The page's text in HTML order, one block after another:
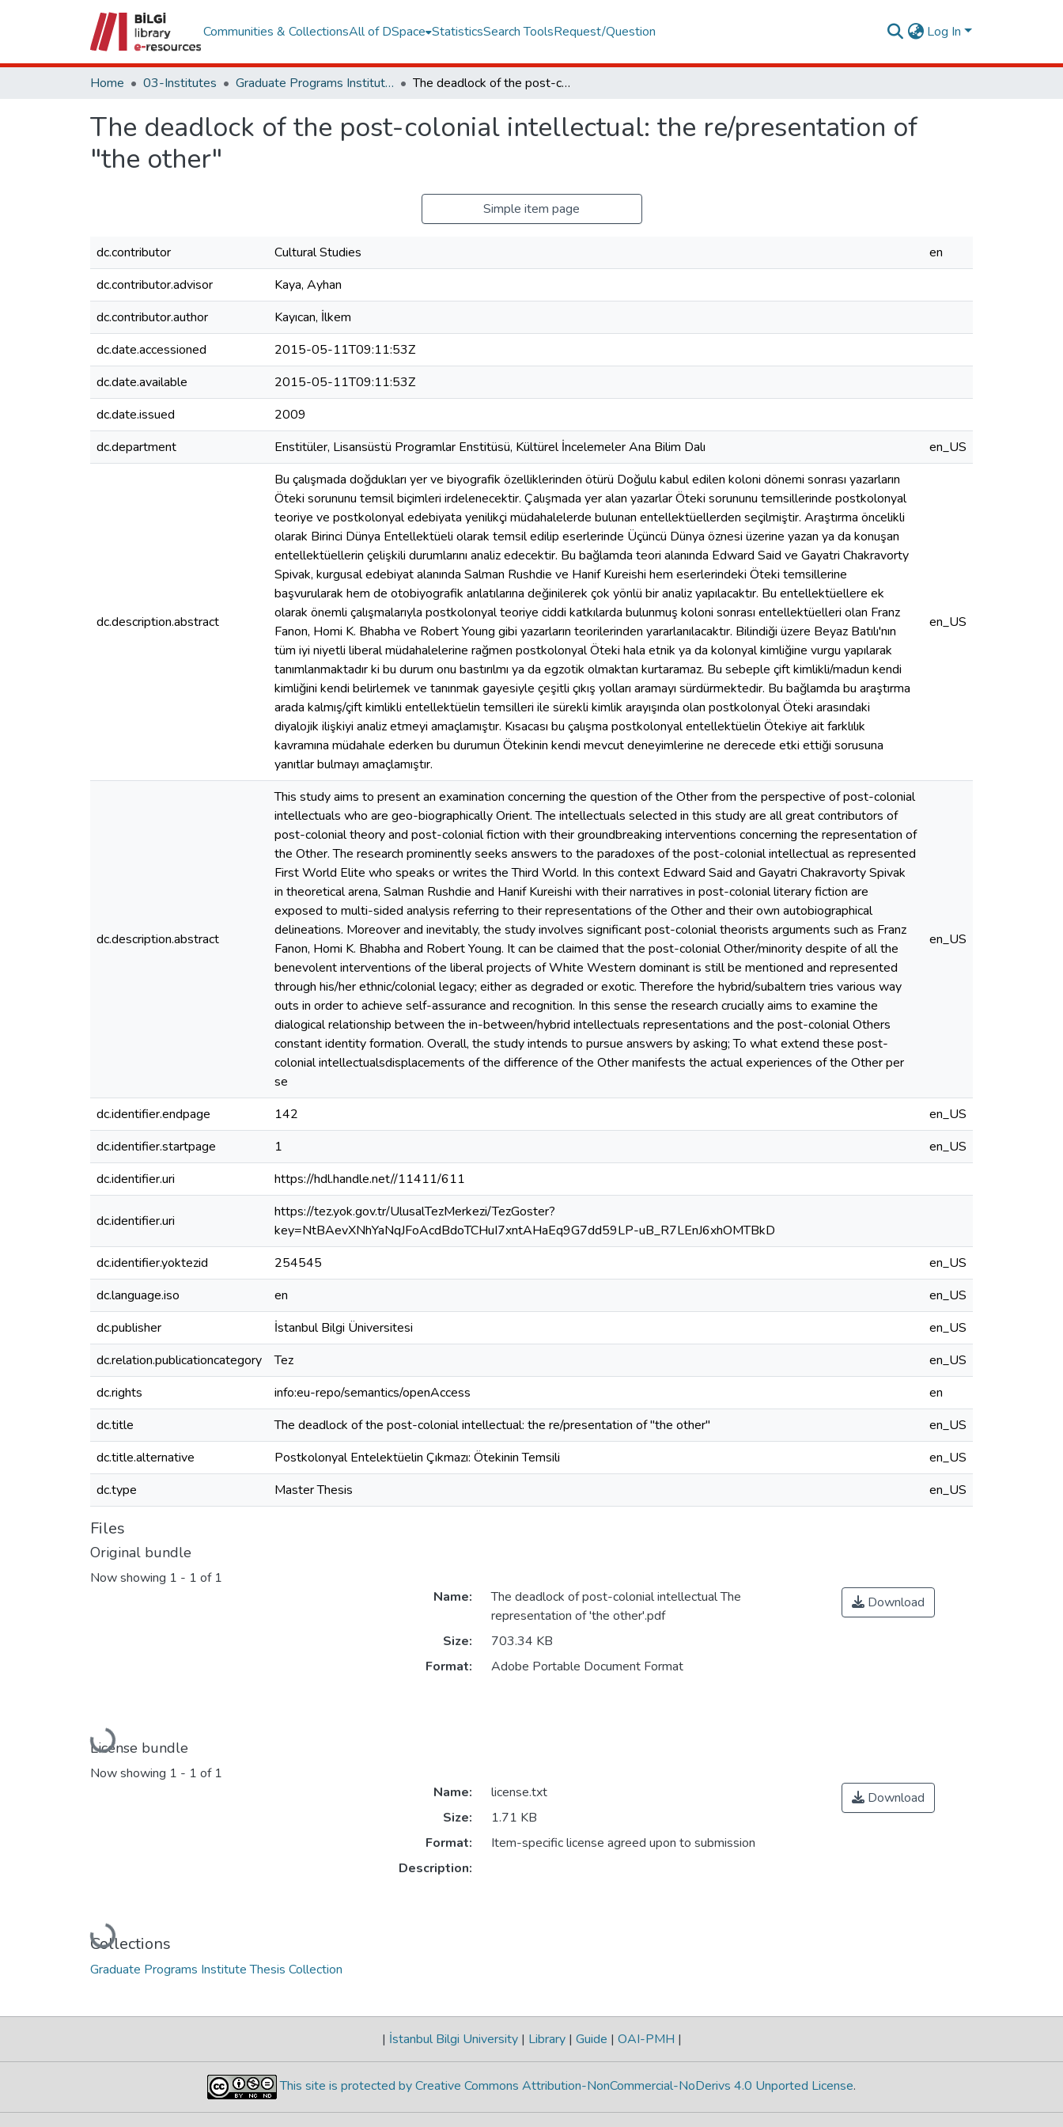
Communities & CollectionsAll of DSpace StatisticsSearch ToolsRequest/Question Log In
Home 03-Institutes Graduate Programs Institute Thesis Collection The deadlock of the post-colonial intellectual: the re/presentation of "the other"
The deadlock of the post-colonial intellectual: the re/presentation of
"the other"
Simple item page
dc.contributor Cultural Studies
en
dc.contributor.advisor
Kaya, Ayhan
dc.contributor.author
Kayıcan, İlkem
dc.date.accessioned
2015-05-11T09:11:53Z
dc.date.available
2015-05-11T09:11:53Z
dc.date.issued
2009
dc.department
Enstitüler, Lisansüstü Programlar Enstitüsü, Kültürel İncelemeler Ana Bilim Dalı en_US
dc.description.abstract
Bu çalışmada doğdukları yer ve biyografik özelliklerinden ötürü Doğulu kabul edilen koloni dönemi sonrası yazarların
Öteki sorununu temsil biçimleri irdelenecektir. Çalışmada yer alan yazarlar Öteki sorununu temsillerinde postkolonyal
teoriye ve postkolonyal edebiyata yenilikçi müdahalelerde bulunan entellektüellerden seçilmiştir. Araştırma öncelikli
olarak Birinci Dünya Entellektüeli olarak temsil edilip eserlerinde Üçüncü Dünya öznesi üzerine yazan ya da konuşan
entellektüellerin çelişkili durumlarını analiz edecektir. Bu bağlamda teori alanında Edward Said ve Gayatri Chakravorty
Spivak, kurgusal edebiyat alanında Salman Rushdie ve Hanif Kureishi hem eserlerindeki Öteki temsillerine
başvurularak hem de otobiyografik anlatılarına değinilerek çok yönlü bir analiz yapılacaktır. Bu entellektüellere ek
olarak önemli çalışmalarıyla postkolonyal teoriye ciddi katkılarda bulunmuş koloni sonrası entellektüelleri olan Franz
Fanon, Homi K. Bhabha ve Robert Young gibi yazarların teorilerinden yararlanılacaktır. Bilindiği üzere Beyaz Batılı'nın
tüm iyi niyetli liberal müdahalelerine rağmen postkolonyal Öteki hala etnik ya da kolonyal kimliğine vurgu yapılarak
tanımlanmaktadır ki bu durum onu bastırılmı ya da egzotik olmaktan kurtaramaz. Bu sebeple çift kimlikli/madun kendi
kimliğini kendi belirlemek ve tanınmak gayesiyle çeşitli çıkış yolları aramayı sürdürmektedir. Bu bağlamda bu araştırma
arada kalmış/çift kimlikli entellektüelin temsilleri ile sürekli kimlik arayışında olan postkolonyal Öteki arasındaki
diyalojik ilişkiyi analiz etmeyi amaçlamıştır. Kısacası bu çalışma postkolonyal entellektüelin Ötekiye ait farklılık
kavramına müdahale ederken bu durumun Ötekinin kendi mevcut deneyimlerine ne derecede etki ettiği sorusuna
yanıtlar bulmayı amaçlamıştır.
en_US
dc.description.abstract
This study aims to present an examination concerning the question of the Other from the perspective of post-colonial
intellectuals who are geo-biographically Orient. The intellectuals selected in this study are all great contributors of
post-colonial theory and post-colonial fiction with their groundbreaking interventions concerning the representation of
the Other. The research prominently seeks answers to the paradoxes of the post-colonial intellectual as represented
First World Elite who speaks or writes the Third World. In this context Edward Said and Gayatri Chakravorty Spivak
in theoretical arena, Salman Rushdie and Hanif Kureishi with their narratives in post-colonial literary fiction are
exposed to multi-sided analysis referring to their representations of the Other and their own autobiographical
delineations. Moreover and inevitably, the study involves significant post-colonial theorists arguments such as Franz
Fanon, Homi K. Bhabha and Robert Young. It can be claimed that the post-colonial Other/minority despite of all the
benevolent interventions of the liberal projects of White Western dominant is still be mentioned and represented
through his/her ethnic/colonial legacy; either as degraded or exotic. Therefore the hybrid/subaltern tries various way
outs in order to achieve self-assurance and recognition. In this sense the research crucially aims to examine the
dialogical relationship between the in-between/hybrid intellectuals representations and the post-colonial Others
constant identity formation. Overall, the study intends to pursue answers by asking; To what extend these post-
colonial intellectualsdisplacements of the difference of the Other manifests the actual experiences of the Other per
se
en_US
dc.identifier.endpage 142
en_US
dc.identifier.startpage
1
en_US
dc.identifier.uri
https://hdl.handle.net//11411/611
dc.identifier.uri
https://tez.yok.gov.tr/UlusalTezMerkezi/TezGoster?
key=NtBAevXNhYaNqJFoAcdBdoTCHuI7xntAHaEq9G7dd59LP-uB_R7LEnJ6xhOMTBkD
dc.identifier.yoktezid
254545
en_US
dc.language.iso
en
en_US
dc.publisher
İstanbul Bilgi Üniversitesi
en_US
dc.relation.publicationcategory
Tez
en_US
dc.rights
info:eu-repo/semantics/openAccess
en
dc.title
The deadlock of the post-colonial intellectual: the re/presentation of "the other"
en_US
dc.title.alternative
Postkolonyal Entelektüelin Çıkmazı: Ötekinin Temsili
en_US
dc.type
Master Thesis en_US
Files
Original bundle
Now showing 1 - 1 of 1
Loading...
Name:
The deadlock of post-colonial intellectual The
representation of 'the other'.pdf
Size:
703.34 KB
Format:
Adobe Portable Document Format
Download
License bundle
Now showing 1 - 1 of 1
Loading...
Name:
license.txt
Size:
1.71 KB
Format:
Item-specific license agreed upon to submission
Description:
Download
Collections
Graduate Programs Institute Thesis Collection
| İstanbul Bilgi University | Library | Guide | OAI-PMH |
This site is protected by Creative Commons Attribution-NonCommercial-NoDerivs 4.0 Unported License.